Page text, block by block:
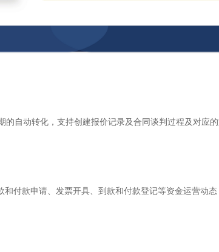
自动转化，支持创建报价记录及合同谈判过程及对应
付款申请、发票开具、到款和付款登记等资金运营动